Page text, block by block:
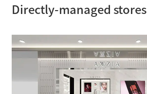
Directly-managed stores